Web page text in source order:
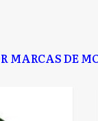
MARCAS DE